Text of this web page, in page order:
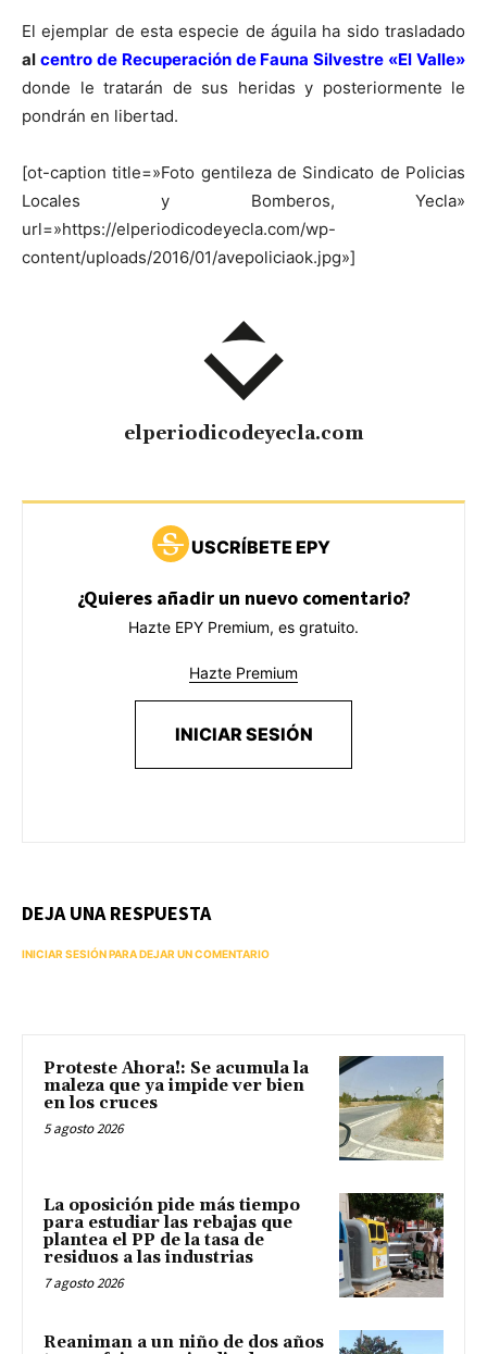
El ejemplar de esta especie de águila ha sido trasladado
al centro de Recuperación de Fauna Silvestre «El Valle»
donde le tratarán de sus heridas y posteriormente le
pondrán en libertad.
[ot-caption title=»Foto gentileza de Sindicato de Policias
Locales y Bomberos, Yecla»
url=»https://elperiodicodeyecla.com/wp-
content/uploads/2016/01/avepoliciaok.jpg»]
elperiodicodeyecla.com
USCRÍBETE EPY
¿Quieres añadir un nuevo comentario?
Hazte EPY Premium, es gratuito.
Hazte Premium
INICIAR SESIÓN
DEJA UNA RESPUESTA
INICIAR SESIÓN PARA DEJAR UN COMENTARIO
Proteste Ahora!: Se acumula la
maleza que ya impide ver bien
en los cruces
5 agosto 2026
La oposición pide más tiempo
para estudiar las rebajas que
plantea el PP de la tasa de
residuos a las industrias
7 agosto 2026
Reaniman a un niño de dos años